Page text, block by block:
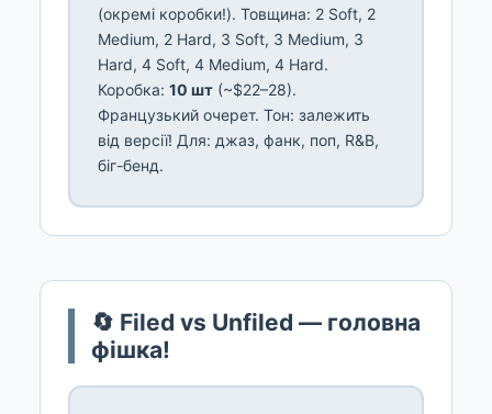
(окремі коробки!). Товщина: 2 Soft, 2
Medium, 2 Hard, 3 Soft, 3 Medium, 3
Hard, 4 Soft, 4 Medium, 4 Hard.
Коробка: 10 шт (~$22–28).
Французький очерет. Тон: залежить
від версії! Для: джаз, фанк, поп, R&B,
біг-бенд.
🔄 Filed vs Unfiled — головна
фішка!